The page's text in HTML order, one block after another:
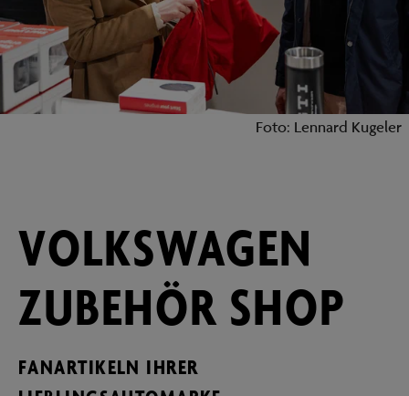
Foto: Lennard Kugeler
VOLKSWAGEN
ZUBEHÖR SHOP
FANARTIKELN IHRER